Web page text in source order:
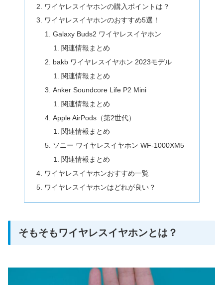
ワイヤレスイヤホンの購入ポイントは？
ワイヤレスイヤホンのおすすめ5選！
Galaxy Buds2 ワイヤレスイヤホン
関連情報まとめ
bakb ワイヤレスイヤホン 2023モデル
関連情報まとめ
Anker Soundcore Life P2 Mini
関連情報まとめ
Apple AirPods（第2世代）
関連情報まとめ
ソニー ワイヤレスイヤホン WF-1000XM5
関連情報まとめ
ワイヤレスイヤホンおすすめ一覧
ワイヤレスイヤホンはどれが良い？
そもそもワイヤレスイヤホンとは？